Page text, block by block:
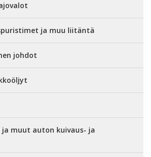
ja muu liitäntä
johdot
muut auton kuivaus- ja